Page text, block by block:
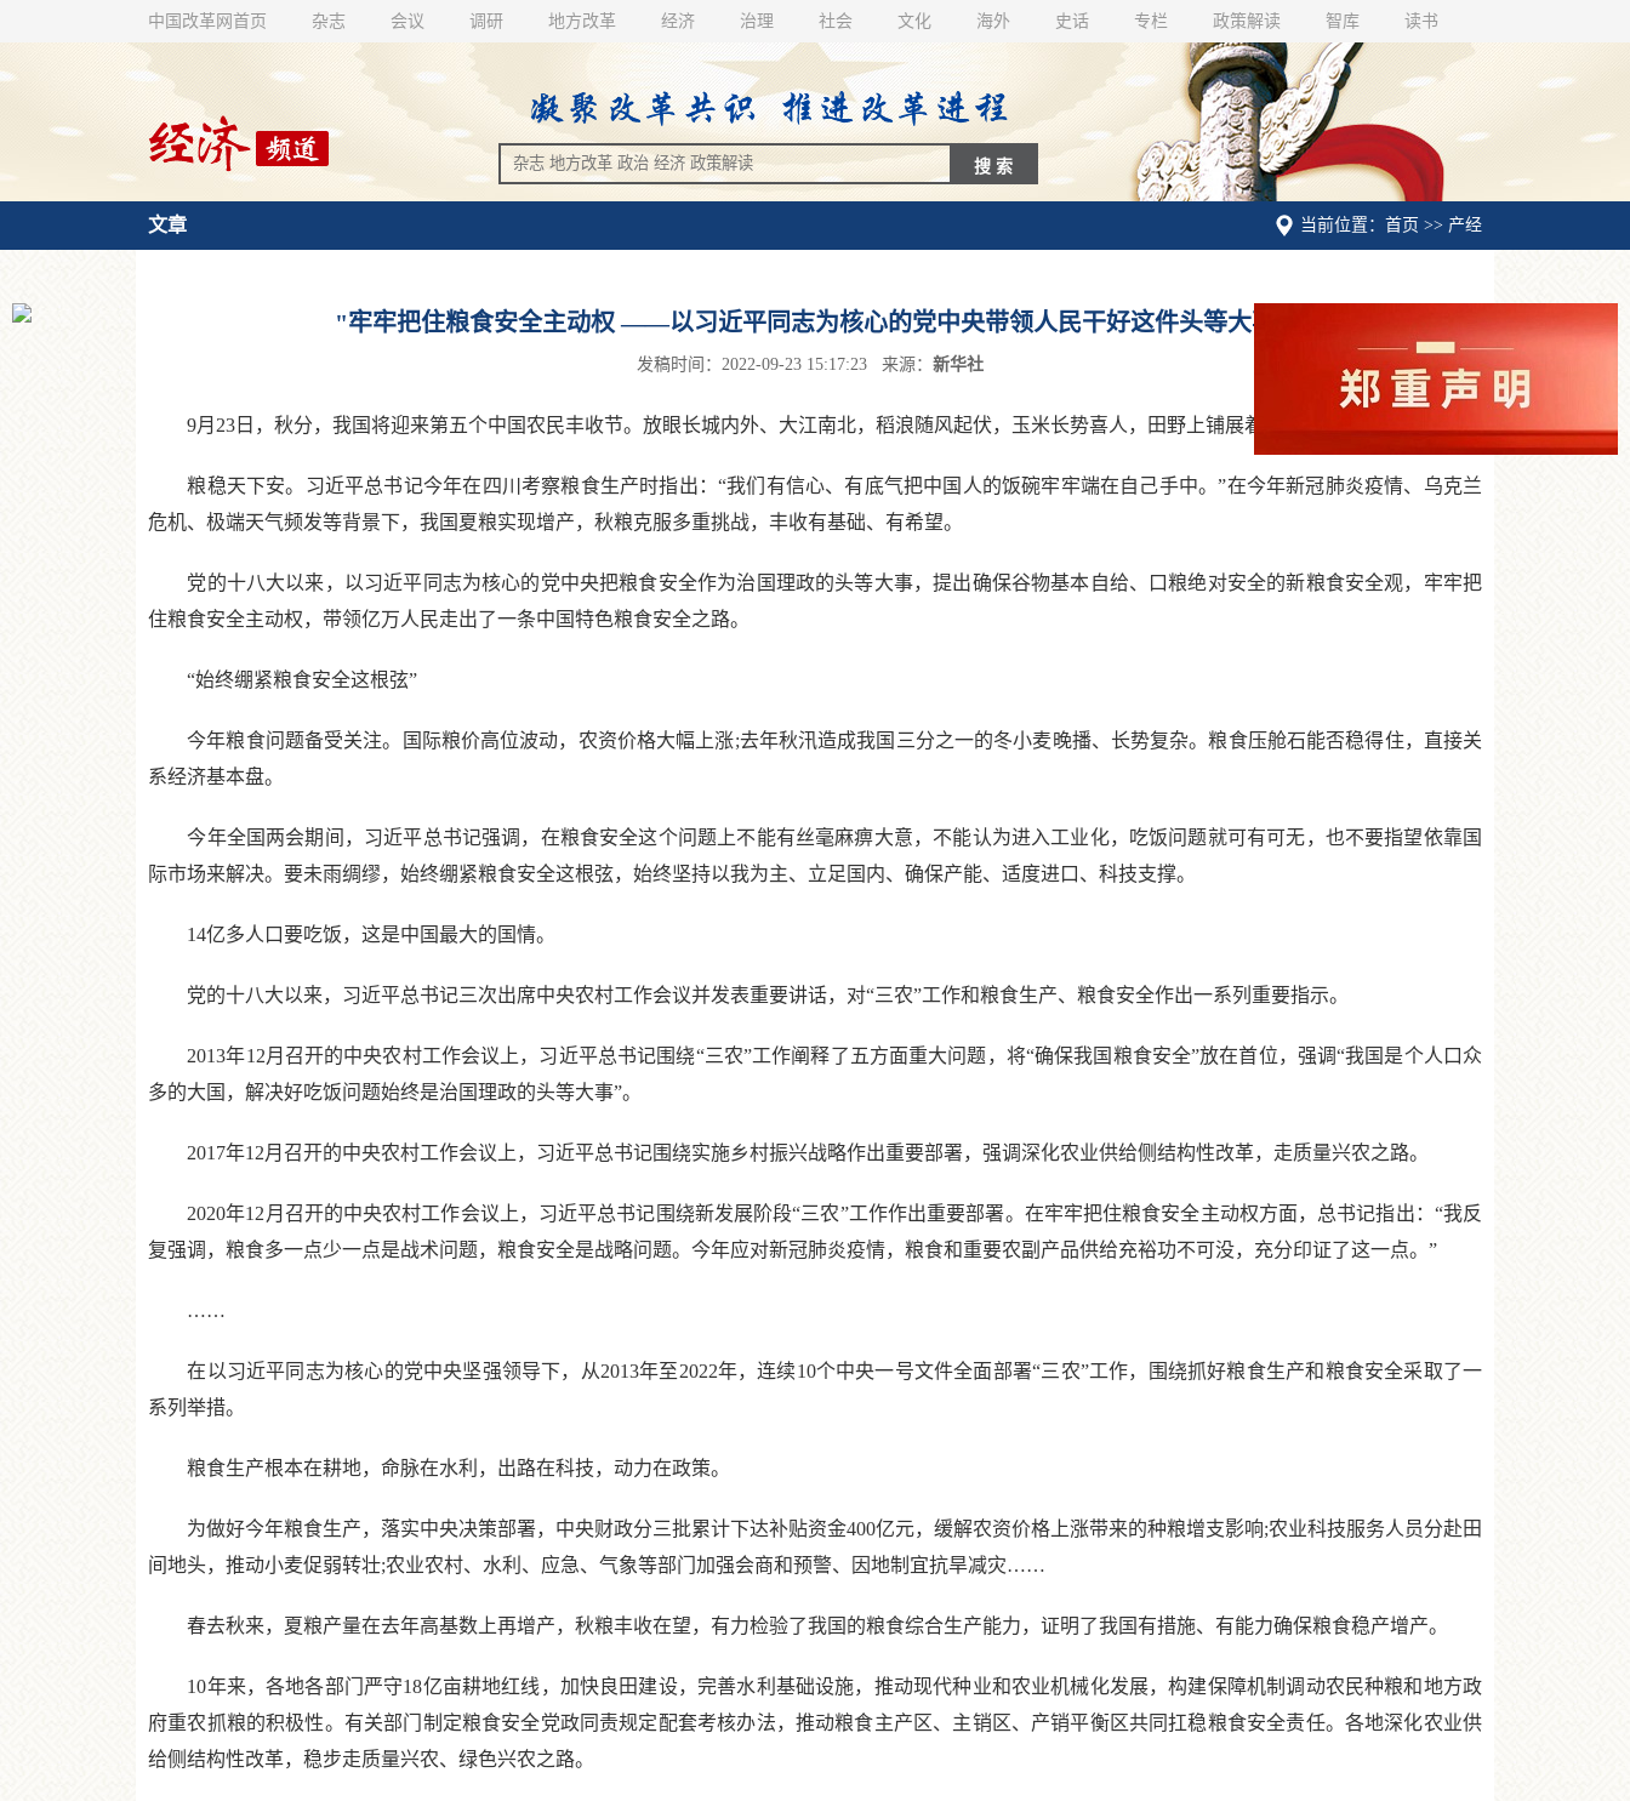
中国改革网首页 杂志 会议 调研 地方改革 经济 治理 社会 文化 海外 史话 专栏 政策解读 智库 读书
当前位置：首页 >> 产经
文章
"牢牢把住粮食安全主动权 ——以习近平同志为核心的党中央带领人民干好这件头等大事 "
发稿时间：2022-09-23 15:17:23 来源： 新华社
9月23日，秋分，我国将迎来第五个中国农民丰收节。放眼长城内外、大江南北，稻浪随风起伏，玉米长势喜人，田野上铺展着丰收的图景。
粮稳天下安。习近平总书记今年在四川考察粮食生产时指出：“我们有信心、有底气把中国人的饭碗牢牢端在自己手中。”在今年新冠肺炎疫情、乌克兰
危机、极端天气频发等背景下，我国夏粮实现增产，秋粮克服多重挑战，丰收有基础、有希望。
党的十八大以来，以习近平同志为核心的党中央把粮食安全作为治国理政的头等大事，提出确保谷物基本自给、口粮绝对安全的新粮食安全观，牢牢把
住粮食安全主动权，带领亿万人民走出了一条中国特色粮食安全之路。
“始终绷紧粮食安全这根弦”
今年粮食问题备受关注。国际粮价高位波动，农资价格大幅上涨;去年秋汛造成我国三分之一的冬小麦晚播、长势复杂。粮食压舱石能否稳得住，直接关
系经济基本盘。
今年全国两会期间，习近平总书记强调，在粮食安全这个问题上不能有丝毫麻痹大意，不能认为进入工业化，吃饭问题就可有可无，也不要指望依靠国
际市场来解决。要未雨绸缪，始终绷紧粮食安全这根弦，始终坚持以我为主、立足国内、确保产能、适度进口、科技支撑。
14亿多人口要吃饭，这是中国最大的国情。
党的十八大以来，习近平总书记三次出席中央农村工作会议并发表重要讲话，对“三农”工作和粮食生产、粮食安全作出一系列重要指示。
2013年12月召开的中央农村工作会议上，习近平总书记围绕“三农”工作阐释了五方面重大问题，将“确保我国粮食安全”放在首位，强调“我国是个人口众
多的大国，解决好吃饭问题始终是治国理政的头等大事”。
2017年12月召开的中央农村工作会议上，习近平总书记围绕实施乡村振兴战略作出重要部署，强调深化农业供给侧结构性改革，走质量兴农之路。
2020年12月召开的中央农村工作会议上，习近平总书记围绕新发展阶段“三农”工作作出重要部署。在牢牢把住粮食安全主动权方面，总书记指出：“我反
复强调，粮食多一点少一点是战术问题，粮食安全是战略问题。今年应对新冠肺炎疫情，粮食和重要农副产品供给充裕功不可没，充分印证了这一点。”
……
在以习近平同志为核心的党中央坚强领导下，从2013年至2022年，连续10个中央一号文件全面部署“三农”工作，围绕抓好粮食生产和粮食安全采取了一
系列举措。
粮食生产根本在耕地，命脉在水利，出路在科技，动力在政策。
为做好今年粮食生产，落实中央决策部署，中央财政分三批累计下达补贴资金400亿元，缓解农资价格上涨带来的种粮增支影响;农业科技服务人员分赴田
间地头，推动小麦促弱转壮;农业农村、水利、应急、气象等部门加强会商和预警、因地制宜抗旱减灾……
春去秋来，夏粮产量在去年高基数上再增产，秋粮丰收在望，有力检验了我国的粮食综合生产能力，证明了我国有措施、有能力确保粮食稳产增产。
10年来，各地各部门严守18亿亩耕地红线，加快良田建设，完善水利基础设施，推动现代种业和农业机械化发展，构建保障机制调动农民种粮和地方政
府重农抓粮的积极性。有关部门制定粮食安全党政同责规定配套考核办法，推动粮食主产区、主销区、产销平衡区共同扛稳粮食安全责任。各地深化农业供
给侧结构性改革，稳步走质量兴农、绿色兴农之路。